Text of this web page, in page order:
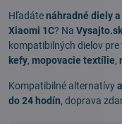
Hľadátenáhradné diely
Xiaomi 1C? Na Vysajto.sk
kompatibilných dielov
kefy, mopovacie textílie,
Kompatibilné alternatívy
do 24 hodín, doprava